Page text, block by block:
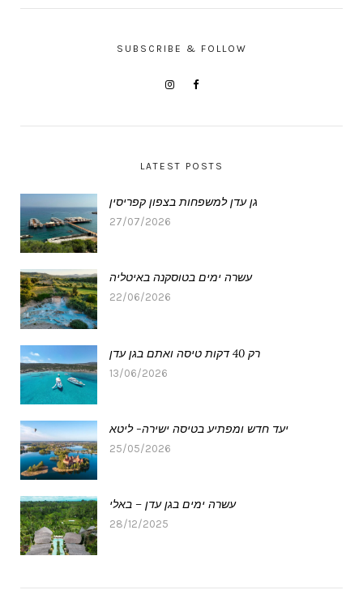
SUBSCRIBE & FOLLOW
LATEST POSTS
גן עדן למשפחות בצפון קפריסין
27/07/2026
עשרה ימים בטוסקנה באיטליה
22/06/2026
רק 40 דקות טיסה ואתם בגן עדן
13/06/2026
יעד חדש ומפתיע בטיסה ישירה- ליטא
25/05/2026
עשרה ימים בגן עדן – באלי
28/12/2025